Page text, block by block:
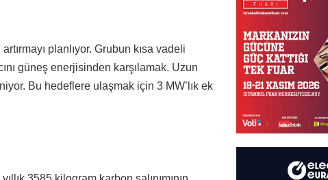
planlıyor. Grubun kısa vadeli
güneş enerjisinden karşılamak. Uzun
Bu hedeflere ulaşmak için 3 MW’lık ek